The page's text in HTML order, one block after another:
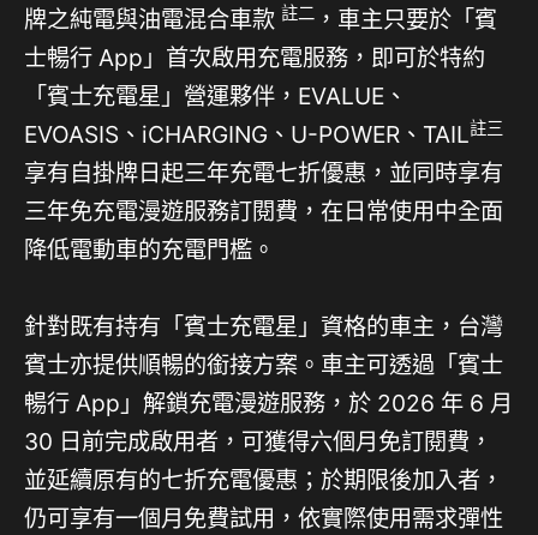
牌之純電與油電混合車款 註二 ，車主只要於「賓
士暢行 App」首次啟用充電服務，即可於特約
「賓士充電星」營運夥伴，EVALUE、
EVOASIS、iCHARGING、U-POWER、TAIL註三
享有自掛牌日起三年充電七折優惠，並同時享有
三年免充電漫遊服務訂閱費，在日常使用中全面
降低電動車的充電門檻。
針對既有持有「賓士充電星」資格的車主，台灣
賓士亦提供順暢的銜接方案。車主可透過「賓士
暢行 App」解鎖充電漫遊服務，於 2026 年 6 月
30 日前完成啟用者，可獲得六個月免訂閱費，
並延續原有的七折充電優惠；於期限後加入者，
仍可享有一個月免費試用，依實際使用需求彈性